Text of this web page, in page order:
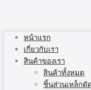
หน้าแรก
เกี่ยวกับเรา
สินค้าของเรา
สินค้าทั้งหมด
ชิ้นส่วนเหล็กดั